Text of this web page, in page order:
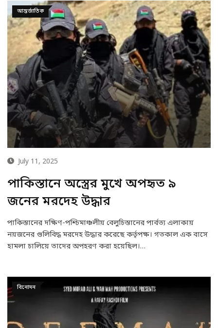
আন্তর্জাতিক
July 11, 2025
পাকিস্তানে অস্ত্রের মুখে অপহৃত ৯
জনের মরদেহ উদ্ধার
পাকিস্তানের দক্ষিণ-পশ্চিমাঞ্চলীয় বেলুচিস্তানের পার্বত্য এলাকায়
নয়জনের গুলিবিদ্ধ মরদেহ উদ্ধার করেছে কর্তৃপক্ষ। গতকাল এক বাসে
হামলা চালিয়ে তাদের অপহরণ করা হয়েছিল।…
বিনোদন